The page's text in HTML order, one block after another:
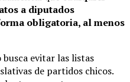
a diputados
obligatoria, al menos
evitar las listas
de partidos chicos.